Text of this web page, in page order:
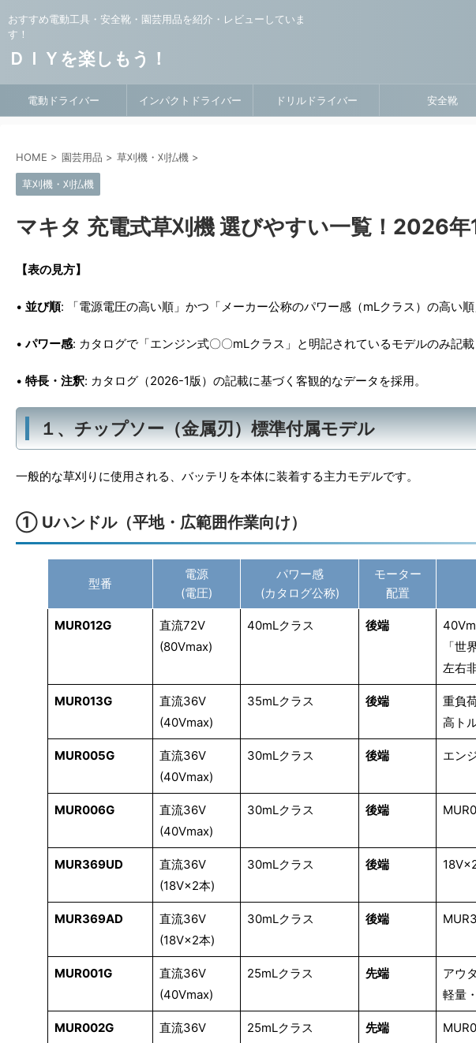
おすすめ電動工具・安全靴・園芸用品を紹介・レビューしていま
す！
ＤＩＹを楽しもう！
電動ドライバー インパクトドライバー ドリルドライバー 安全靴
HOME > 園芸用品 > 草刈機・刈払機 >
草刈機・刈払機
マキタ 充電式草刈機 選びやすい一覧！2026年
【表の見方】
• 並び順: 「電源電圧の高い順」かつ「メーカー公称のパワー感（mLクラス）の高い順
•パワー感: カタログで「エンジン式〇〇mLクラス」と明記されているモデルのみ記載
• 特長・注釈: カタログ（2026-1版）の記載に基づく客観的なデータを採用。
１、チップソー（金属刃）標準付属モデル
一般的な草刈りに使用される、バッテリを本体に装着する主力モデルです。
① Uハンドル（平地・広範囲作業向け）
型番
電源
(電圧)
パワー感
(カタログ公称)
モーター
配置
MUR012G
直流72V
(80Vmax)
40mLクラス 後端
「世
左右
MUR013G
直流36V
(40Vmax)
35mLクラス 後端
重負
高ト
MUR005G
直流36V
(40Vmax)
30mLクラス 後端 エン
MUR006G
直流36V
(40Vmax)
30mLクラス 後端
MUR369UD
直流36V
(18V×2本)
30mLクラス 後端
MUR369AD
直流36V
(18V×2本)
30mLクラス 後端
MUR001G
直流36V
(40Vmax)
25mLクラス 先端
アウ
軽量
MUR002G
直流36V
25mLクラス 先端